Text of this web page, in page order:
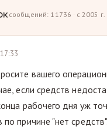
сообщений: 11736 · с 2005 г.
вашего
если средств
рабочего дня уж
по причине "нет